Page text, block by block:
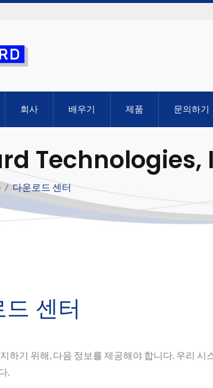
회사 배우기 제품 문의하기
Technologies,
/ 다운로드 센터
센터
하기 위해, 다음 정보를 제공해야 합니다. 우리
.